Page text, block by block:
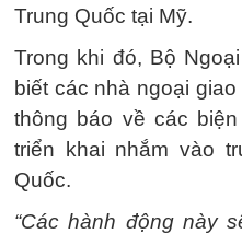
Trung Quốc tại Mỹ.
Trong khi đó, Bộ
biết các nhà ngoại
thông báo về các
triển khai nhắm vào
Quốc.
“Các hành động này